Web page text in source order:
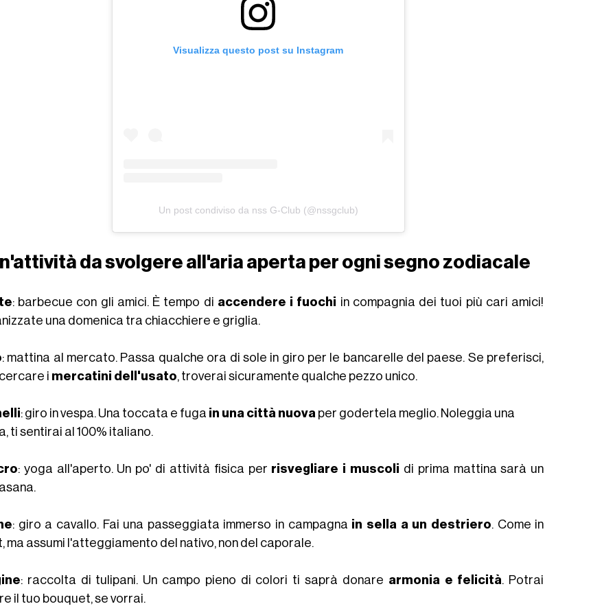
Visualizza questo post su Instagram
Un post condiviso da nss G-Club (@nssgclub)
da svolgere all'aria aperta per ogni segno zodiacale
: barbecue con gli amici. È tempo di accendere i fuochi in compagnia dei tuoi più cari amici!
una domenica tra chiacchiere e griglia.
: mattina al mercato. Passa qualche ora di sole in giro per le bancarelle del paese. Se preferisci,
i mercatini dell'usato , troverai sicuramente qualche pezzo unico.
: giro in vespa. Una toccata e fuga in una città nuova per godertela meglio. Noleggia una
ti sentirai al 100% italiano.
: yoga all'aperto. Un po' di attività fisica per risvegliare i muscoli di prima mattina sarà un
: giro a cavallo. Fai una passeggiata immerso in campagna in sella a un destriero . Come in
ma assumi l'atteggiamento del nativo, non del caporale.
: raccolta di tulipani. Un campo pieno di colori ti saprà donare armonia e felicità . Potrai
il tuo bouquet, se vorrai.